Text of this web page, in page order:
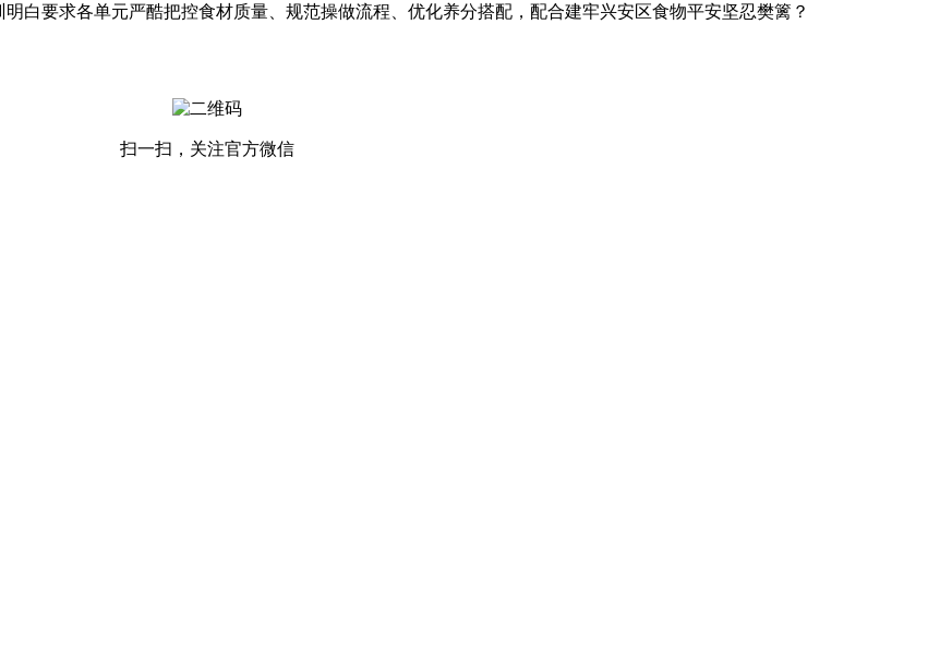
白要求各单元严酷把控食材质量、规范操做流程、优化养分搭配，配合建牢兴安区食物平安坚忍樊篱？
扫一扫，关注官方微信